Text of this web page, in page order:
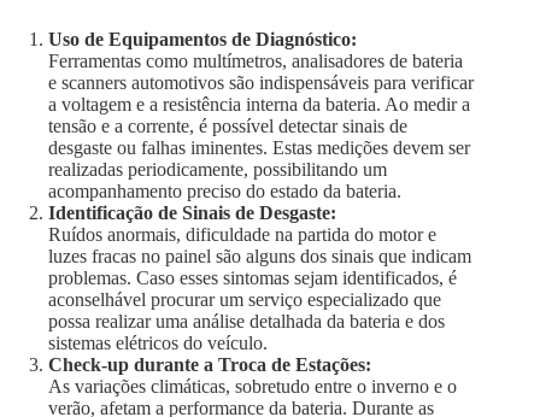
Uso de Equipamentos de Diagnóstico:
Ferramentas como multímetros, analisadores de bateria
e scanners automotivos são indispensáveis para verificar
a voltagem e a resistência interna da bateria. Ao medir a
tensão e a corrente, é possível detectar sinais de
desgaste ou falhas iminentes. Estas medições devem ser
realizadas periodicamente, possibilitando um
acompanhamento preciso do estado da bateria.
Identificação de Sinais de Desgaste:
Ruídos anormais, dificuldade na partida do motor e
luzes fracas no painel são alguns dos sinais que indicam
problemas. Caso esses sintomas sejam identificados, é
aconselhável procurar um serviço especializado que
possa realizar uma análise detalhada da bateria e dos
sistemas elétricos do veículo.
Check-up durante a Troca de Estações:
As variações climáticas, sobretudo entre o inverno e o
verão, afetam a performance da bateria. Durante as